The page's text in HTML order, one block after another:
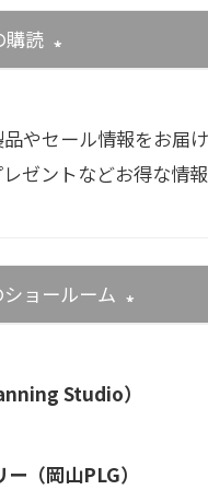
購読
やセール情報をお届
ゼントなどお得な情
ョールーム
Studio）
（岡山PLG）